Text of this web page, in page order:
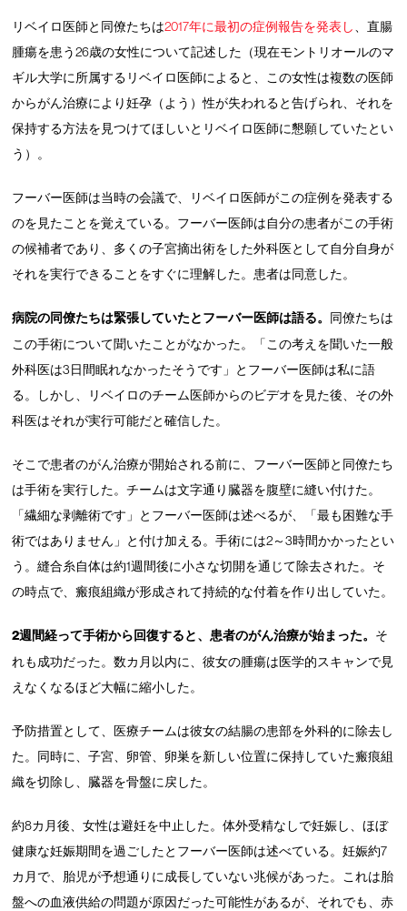
リベイロ医師と同僚たちは2017年に最初の症例報告を発表し
、直腸
腫瘍を患う26歳の女性について記述した（現在モントリオールのマ
ギル大学に所属するリベイロ医師によると、この女性は複数の医師
からがん治療により妊孕（よう）性が失われると告げられ、それを
保持する方法を見つけてほしいとリベイロ医師に懇願していたとい
う）。
フーバー医師は当時の会議で、リベイロ医師がこの症例を発表する
のを見たことを覚えている。フーバー医師は自分の患者がこの手術
の候補者であり、多くの子宮摘出術をした外科医として自分自身が
それを実行できることをすぐに理解した。患者は同意した。
病院の同僚たちは緊張していたとフーバー医師は語る。 同僚たちは
この手術について聞いたことがなかった。「この考えを聞いた一般
外科医は3日間眠れなかったそうです」とフーバー医師は私に語
る。しかし、リベイロのチーム医師からのビデオを見た後、その外
科医はそれが実行可能だと確信した。
そこで患者のがん治療が開始される前に、フーバー医師と同僚たち
は手術を実行した。チームは文字通り臓器を腹壁に縫い付けた。
「繊細な剥離術です」とフーバー医師は述べるが、「最も困難な手
術ではありません」と付け加える。手術には2～3時間かかったとい
う。縫合糸自体は約1週間後に小さな切開を通じて除去された。そ
の時点で、瘢痕組織が形成されて持続的な付着を作り出していた。
2週間経って手術から回復すると、患者のがん治療が始まった。 そ
れも成功だった。数カ月以内に、彼女の腫瘍は医学的スキャンで見
えなくなるほど大幅に縮小した。
予防措置として、医療チームは彼女の結腸の患部を外科的に除去し
た。同時に、子宮、卵管、卵巣を新しい位置に保持していた瘢痕組
織を切除し、臓器を骨盤に戻した。
約8カ月後、女性は避妊を中止した。体外受精なしで妊娠し、ほぼ
健康な妊娠期間を過ごしたとフーバー医師は述べている。妊娠約7
カ月で、胎児が予想通りに成長していない兆候があった。これは胎
盤への血液供給の問題が原因だった可能性があるが、それでも、赤